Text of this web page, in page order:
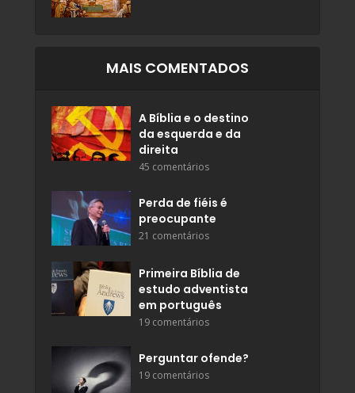
MAIS COMENTADOS
A Bíblia e o destino
da esquerda e da
direita
45 comentários
Perda de fiéis é
preocupante
21 comentários
Primeira Bíblia de
estudo adventista
em português
19 comentários
Perguntar ofende?
19 comentários